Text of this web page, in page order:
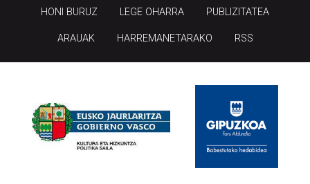
HONI BURUZ LEGE OHARRA PUBLIZITATEA
ARAUAK HARREMANETARAKO RSS